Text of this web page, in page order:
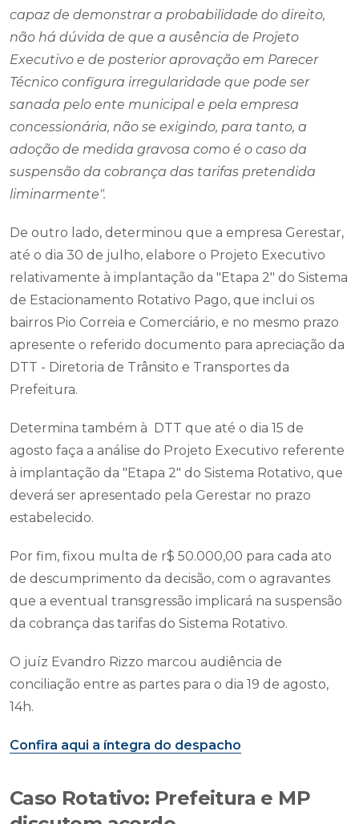
capaz de demonstrar a probabilidade do direito,
não há dúvida de que a ausência de Projeto
Executivo e de posterior aprovação em Parecer
Técnico configura irregularidade que pode ser
sanada pelo ente municipal e pela empresa
concessionária, não se exigindo, para tanto, a
adoção de medida gravosa como é o caso da
suspensão da cobrança das tarifas pretendida
liminarmente".
De outro lado, determinou que a empresa Gerestar,
até o dia 30 de julho, elabore o Projeto Executivo
relativamente à implantação da "Etapa 2" do Sistema
de Estacionamento Rotativo Pago, que inclui os
bairros Pio Correia e Comerciário, e no mesmo prazo
apresente o referido documento para apreciação da
DTT - Diretoria de Trânsito e Transportes da
Prefeitura.
Determina também à DTT que até o dia 15 de
agosto faça a análise do Projeto Executivo referente
à implantação da "Etapa 2" do Sistema Rotativo, que
deverá ser apresentado pela Gerestar no prazo
estabelecido.
Por fim, fixou multa de r$ 50.000,00 para cada ato
de descumprimento da decisão, com o agravantes
que a eventual transgressão implicará na suspensão
da cobrança das tarifas do Sistema Rotativo.
O juíz Evandro Rizzo marcou audiência de
conciliação entre as partes para o dia 19 de agosto,
14h.
Confira aqui a íntegra do despacho
Caso Rotativo: Prefeitura e MP